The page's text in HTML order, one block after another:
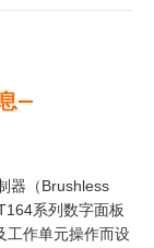
—
器（Brushless
系列数字面板
工作单元操作而设